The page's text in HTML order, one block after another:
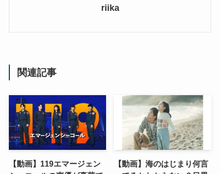
riika
関連記事
【動画】119エマージェン
【動画】海のはじまり何言